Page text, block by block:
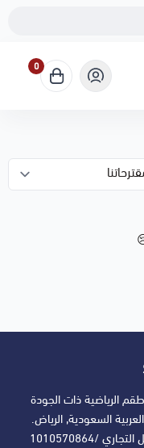
0
الرياضية ذات الجودة
السعودية, الرياض.
1010570864